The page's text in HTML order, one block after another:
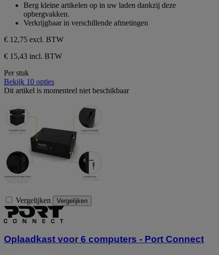
beoordeling
sterren.
1
beoordeling
Berg kleine artikelen op in uw laden dankzij deze
opbergvakken.
Verkrijgbaar in verschillende afmetingen
€ 12,75 excl. BTW
€ 15,43 incl. BTW
Per stuk
Bekijk 10 opties
Dit artikel is momenteel niet beschikbaar
Vergelijken Vergelijken
Oplaadkast voor 6 computers - Port Connect